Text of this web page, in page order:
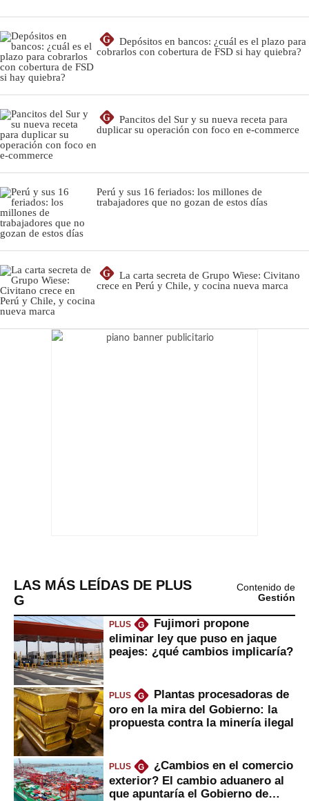
G
Depósitos en bancos: ¿cuál es el plazo para
cobrarlos con cobertura de FSD si hay quiebra?
G
Pancitos del Sur y su nueva receta para
duplicar su operación con foco en e-commerce
Perú y sus 16 feriados: los millones de
trabajadores que no gozan de estos días
G
La carta secreta de Grupo Wiese: Civitano
crece en Perú y Chile, y cocina nueva marca
LAS MÁS LEÍDAS DE PLUS
G
Contenido de
Gestión
PLUS G
Fujimori propone
eliminar ley que puso en jaque
peajes: ¿qué cambios implicaría?
PLUS G
Plantas procesadoras de
oro en la mira del Gobierno: la
propuesta contra la minería ilegal
PLUS G
¿Cambios en el comercio
exterior? El cambio aduanero al
que apuntaría el Gobierno de